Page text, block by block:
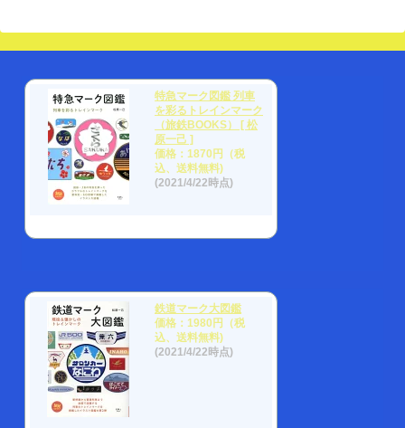
特急マーク図鑑 列車
を彩るトレインマーク
（旅鉄BOOKS） [ 松
原一己 ]
価格：1870円（税
込、送料無料)
(2021/4/22時点)
鉄道マーク大図鑑
価格：1980円（税
込、送料無料)
(2021/4/22時点)